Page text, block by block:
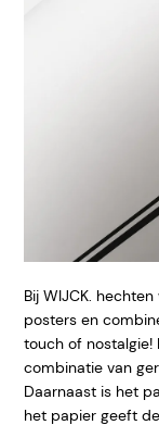
Bij WIJCK.
posters en
touch of
combinatie van
Daarnaast is het
het papier geeft